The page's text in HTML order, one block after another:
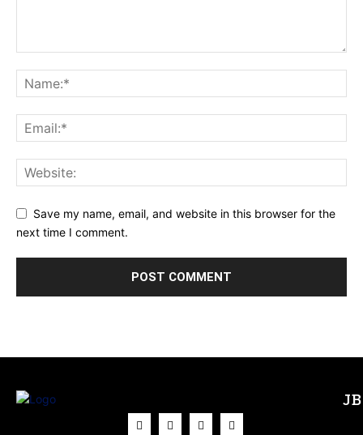
Save my name, email, and website in this browser for the
next time I comment.